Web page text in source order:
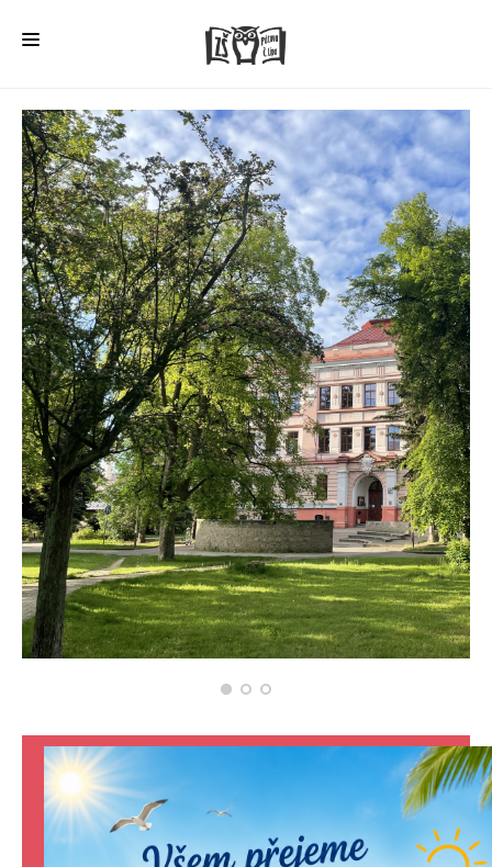
HOME
O ŠKOLE
PRO RODIČE
ŠD + ŠK
ŠKOLNÍ JÍDELNA
ÚŘEDNÍ DESKA
VEŘEJNÉ ZAKÁZKY
AKTUALITY
FOTOGALERIE
KONTAKTY